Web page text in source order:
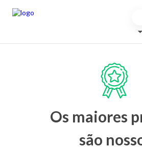
Os maiores
são